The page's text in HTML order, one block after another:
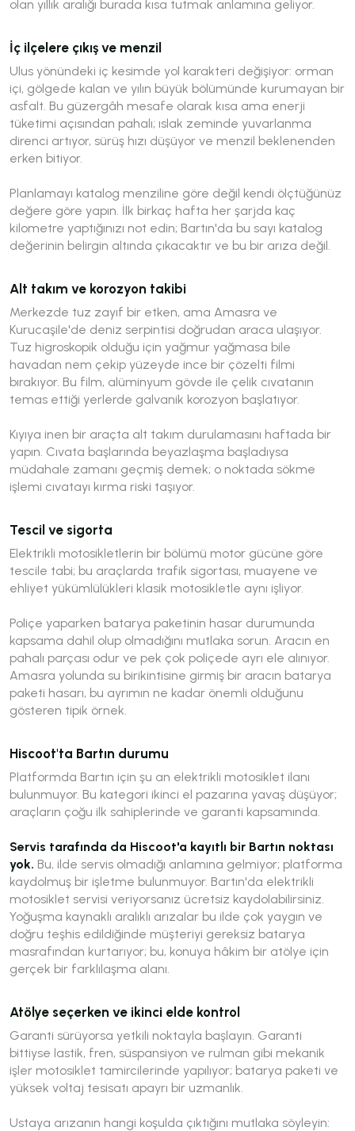
olan yıllık aralığı burada kısa tutmak anlamına geliyor.
İç ilçelere çıkış ve menzil
Ulus yönündeki iç kesimde yol karakteri değişiyor: orman
içi, gölgede kalan ve yılın büyük bölümünde kurumayan bir
asfalt. Bu güzergâh mesafe olarak kısa ama enerji
tüketimi açısından pahalı; ıslak zeminde yuvarlanma
direnci artıyor, sürüş hızı düşüyor ve menzil beklenenden
erken bitiyor.
Planlamayı katalog menziline göre değil kendi ölçtüğünüz
değere göre yapın. İlk birkaç hafta her şarjda kaç
kilometre yaptığınızı not edin; Bartın'da bu sayı katalog
değerinin belirgin altında çıkacaktır ve bu bir arıza değil.
Alt takım ve korozyon takibi
Merkezde tuz zayıf bir etken, ama Amasra ve
Kurucaşile'de deniz serpintisi doğrudan araca ulaşıyor.
Tuz higroskopik olduğu için yağmur yağmasa bile
havadan nem çekip yüzeyde ince bir çözelti filmi
bırakıyor. Bu film, alüminyum gövde ile çelik cıvatanın
temas ettiği yerlerde galvanik korozyon başlatıyor.
Kıyıya inen bir araçta alt takım durulamasını haftada bir
yapın. Cıvata başlarında beyazlaşma başladıysa
müdahale zamanı geçmiş demek; o noktada sökme
işlemi cıvatayı kırma riski taşıyor.
Tescil ve sigorta
Elektrikli motosikletlerin bir bölümü motor gücüne göre
tescile tabi; bu araçlarda trafik sigortası, muayene ve
ehliyet yükümlülükleri klasik motosikletle aynı işliyor.
Poliçe yaparken batarya paketinin hasar durumunda
kapsama dahil olup olmadığını mutlaka sorun. Aracın en
pahalı parçası odur ve pek çok poliçede ayrı ele alınıyor.
Amasra yolunda su birikintisine girmiş bir aracın batarya
paketi hasarı, bu ayrımın ne kadar önemli olduğunu
gösteren tipik örnek.
Hiscoot'ta Bartın durumu
Platformda Bartın için şu an elektrikli motosiklet ilanı
bulunmuyor. Bu kategori ikinci el pazarına yavaş düşüyor;
araçların çoğu ilk sahiplerinde ve garanti kapsamında.
Servis tarafında da Hiscoot'a kayıtlı bir Bartın noktası
yok. Bu, ilde servis olmadığı anlamına gelmiyor; platforma
kaydolmuş bir işletme bulunmuyor. Bartın'da elektrikli
motosiklet servisi veriyorsanız ücretsiz kaydolabilirsiniz.
Yoğuşma kaynaklı aralıklı arızalar bu ilde çok yaygın ve
doğru teşhis edildiğinde müşteriyi gereksiz batarya
masrafından kurtarıyor; bu, konuya hâkim bir atölye için
gerçek bir farklılaşma alanı.
Atölye seçerken ve ikinci elde kontrol
Garanti sürüyorsa yetkili noktayla başlayın. Garanti
bittiyse lastik, fren, süspansiyon ve rulman gibi mekanik
işler motosiklet tamircilerinde yapılıyor; batarya paketi ve
yüksek voltaj tesisatı apayrı bir uzmanlık.
Ustaya arızanın hangi koşulda çıktığını mutlaka söyleyin: